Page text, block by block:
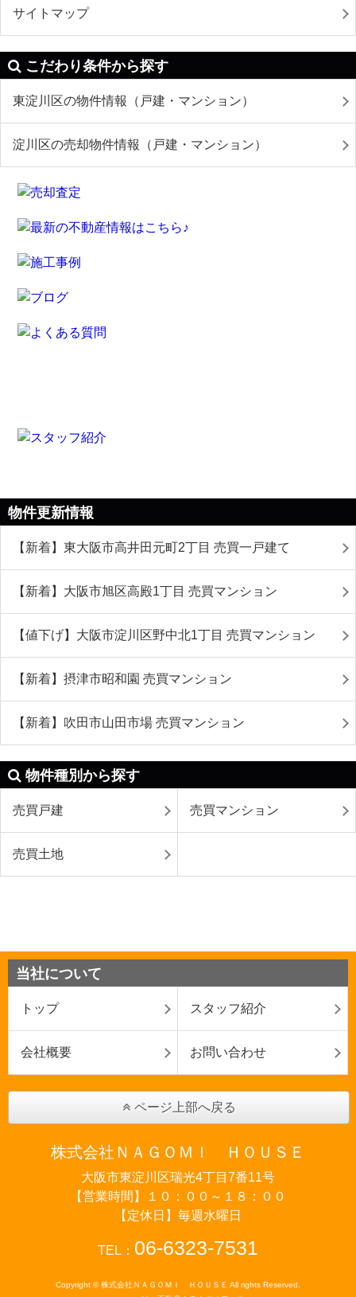
サイトマップ
こだわり条件から探す
東淀川区の物件情報（戸建・マンション）
淀川区の売却物件情報（戸建・マンション）
物件更新情報
【新着】東大阪市高井田元町2丁目 売買一戸建て
【新着】大阪市旭区高殿1丁目 売買マンション
【値下げ】大阪市淀川区野中北1丁目 売買マンション
【新着】摂津市昭和園 売買マンション
【新着】吹田市山田市場 売買マンション
物件種別から探す
売買戸建 売買マンション
売買土地
当社について
トップ スタッフ紹介
会社概要 お問い合わせ
ページ上部へ戻る
株式会社ＮＡＧＯＭＩ ＨＯＵＳＥ
大阪市東淀川区瑞光4丁目7番11号
【営業時間】１０：００～１８：００
【定休日】毎週水曜日
TEL： 06-6323-7531
Copyright © 株式会社ＮＡＧＯＭＩ ＨＯＵＳＥ All rights Reserved.